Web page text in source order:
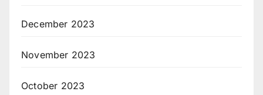
December 2023
November 2023
October 2023